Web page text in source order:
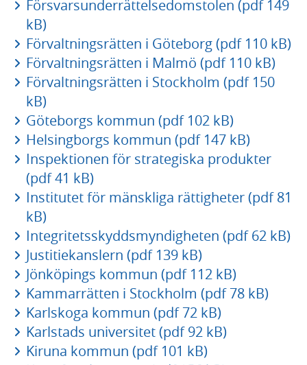
Försvarsunderrättelsedomstolen (pdf 149
kB)
Förvaltningsrätten i Göteborg (pdf 110 kB)
Förvaltningsrätten i Malmö (pdf 110 kB)
Förvaltningsrätten i Stockholm (pdf 150
kB)
Göteborgs kommun (pdf 102 kB)
Helsingborgs kommun (pdf 147 kB)
Inspektionen för strategiska produkter
(pdf 41 kB)
Institutet för mänskliga rättigheter (pdf 81
kB)
Integritetsskyddsmyndigheten (pdf 62 kB)
Justitiekanslern (pdf 139 kB)
Jönköpings kommun (pdf 112 kB)
Kammarrätten i Stockholm (pdf 78 kB)
Karlskoga kommun (pdf 72 kB)
Karlstads universitet (pdf 92 kB)
Kiruna kommun (pdf 101 kB)